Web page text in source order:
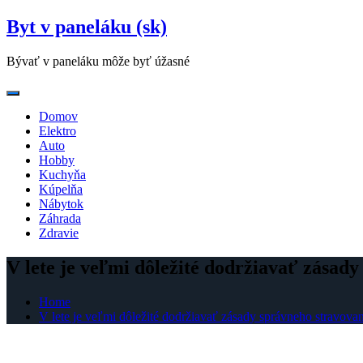
Skip
to
Byt v paneláku (sk)
Bývať v paneláku môže byť úžasné
Domov
Elektro
Auto
Hobby
Kuchyňa
Kúpelňa
Nábytok
Záhrada
Zdravie
V lete je veľmi dôležité dodržiavať zásady
Home
V lete je veľmi dôležité dodržiavať zásady správneho